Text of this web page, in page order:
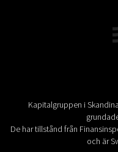
Kapitalgruppen i
De har tillstånd från
och är